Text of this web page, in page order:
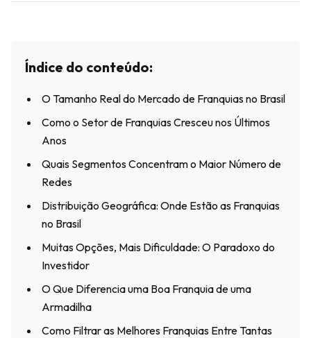
Índice do conteúdo:
O Tamanho Real do Mercado de Franquias no Brasil
Como o Setor de Franquias Cresceu nos Últimos
Anos
Quais Segmentos Concentram o Maior Número de
Redes
Distribuição Geográfica: Onde Estão as Franquias
no Brasil
Muitas Opções, Mais Dificuldade: O Paradoxo do
Investidor
O Que Diferencia uma Boa Franquia de uma
Armadilha
Como Filtrar as Melhores Franquias Entre Tantas